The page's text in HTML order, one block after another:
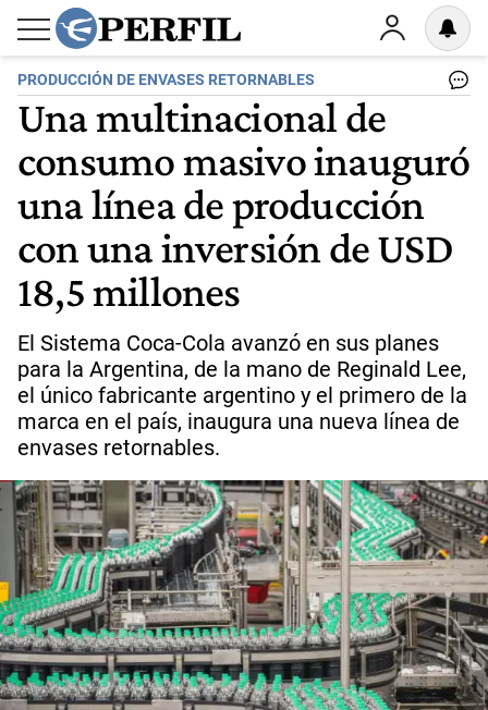
PRODUCCIÓN DE ENVASES RETORNABLES
Una multinacional de
consumo masivo inauguró
una línea de producción
con una inversión de USD
18,5 millones
El Sistema Coca-Cola avanzó en sus planes
para la Argentina, de la mano de Reginald Lee,
el único fabricante argentino y el primero de la
marca en el país, inaugura una nueva línea de
envases retornables.